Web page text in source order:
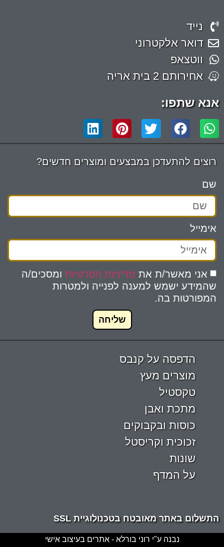
נייד
דואר אלקטרוני
ווטצאפ
אחירותם 2 בית אריה
אנא שתפו:
רוצים להתעדכן במבצעים ומוצרים חדשים?
שם
אימייל
אני מאשר/ת את מדיניות הפרטיות ומסכים/ה
שהמידע ישמש למענה לפנייה ולמטרות
המפורטות בה.
שליחה
הדפסה על קנבס
מוצרים מעץ
טקסטיל
מתכת ואבן
כוסות ובקבוקים
זכוכית וקריסטל
שונות
על המדף
התשלום באתר מאובטח בטכנולוגיית SSL
נבנה ע"י רוני בורלא - אתרים בעיצוב אישי